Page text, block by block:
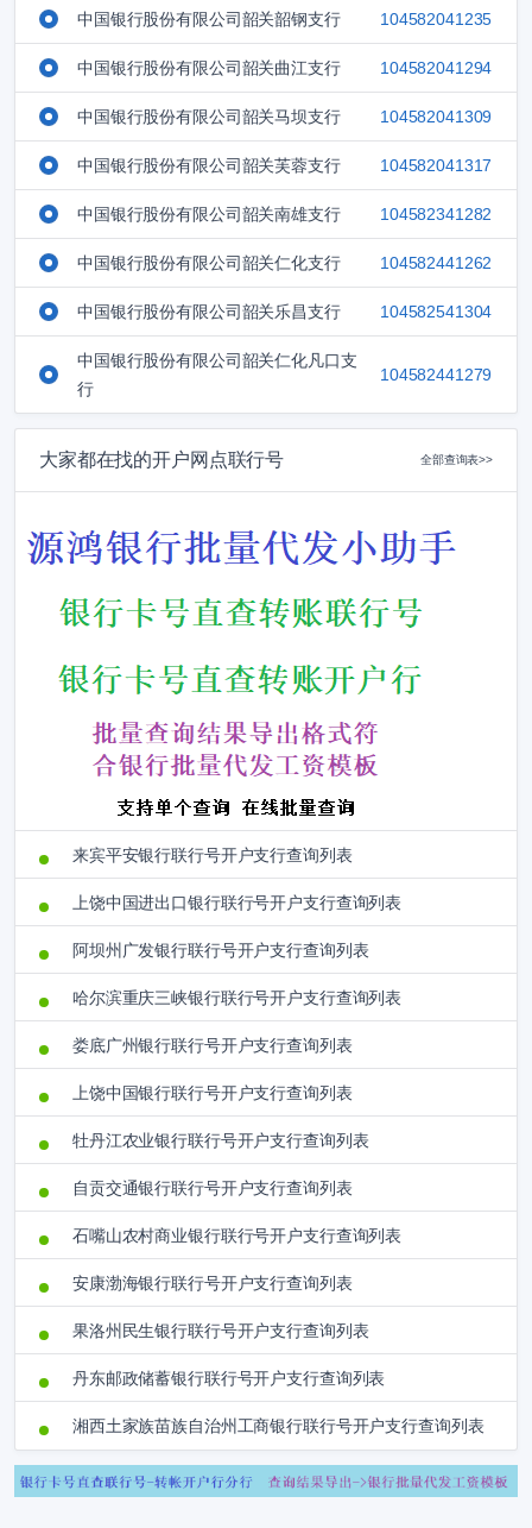
中国银行股份有限公司韶关韶钢支行 104582041235
中国银行股份有限公司韶关曲江支行 104582041294
中国银行股份有限公司韶关马坝支行 104582041309
中国银行股份有限公司韶关芙蓉支行 104582041317
中国银行股份有限公司韶关南雄支行 104582341282
中国银行股份有限公司韶关仁化支行 104582441262
中国银行股份有限公司韶关乐昌支行 104582541304
中国银行股份有限公司韶关仁化凡口支
行
104582441279
大家都在找的开户网点联行号 全部查询表>>
来宾平安银行联行号开户支行查询列表
上饶中国进出口银行联行号开户支行查询列表
阿坝州广发银行联行号开户支行查询列表
哈尔滨重庆三峡银行联行号开户支行查询列表
娄底广州银行联行号开户支行查询列表
上饶中国银行联行号开户支行查询列表
牡丹江农业银行联行号开户支行查询列表
自贡交通银行联行号开户支行查询列表
石嘴山农村商业银行联行号开户支行查询列表
安康渤海银行联行号开户支行查询列表
果洛州民生银行联行号开户支行查询列表
丹东邮政储蓄银行联行号开户支行查询列表
湘西土家族苗族自治州工商银行联行号开户支行查询列表